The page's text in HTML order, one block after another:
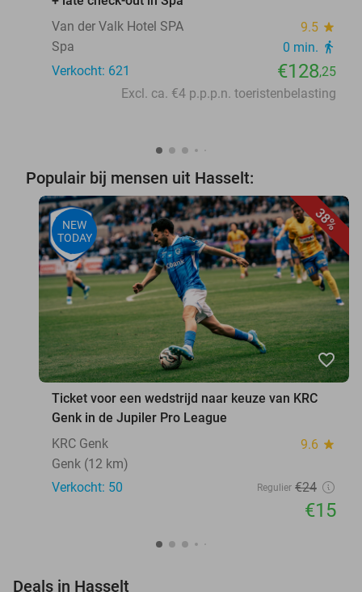
Van der Valk Hotel SPA
9.5 star
Spa 0 min. directions_walk
Verkocht: 621 €128,25
Excl. ca. €4 p.p.p.n. toeristenbelasting
Populair bij mensen uit Hasselt:
38%
NEW
TODAY
favorite_border
Ticket voor een wedstrijd naar keuze van KRC
Genk in de Jupiler Pro League
KRC Genk
9.6 star
Genk (12 km)
Verkocht: 50
Regulier €24
€15
Deals in Hasselt